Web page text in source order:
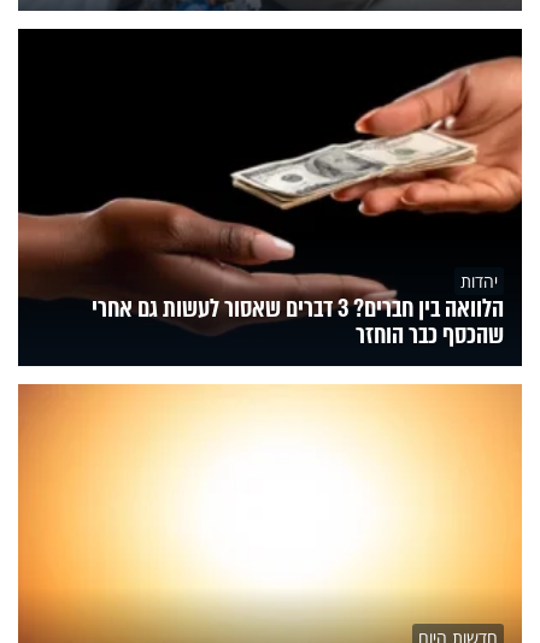
יהדות
הלוואה בין חברים? 3 דברים שאסור לעשות גם אחרי
שהכסף כבר הוחזר
חדשות היום